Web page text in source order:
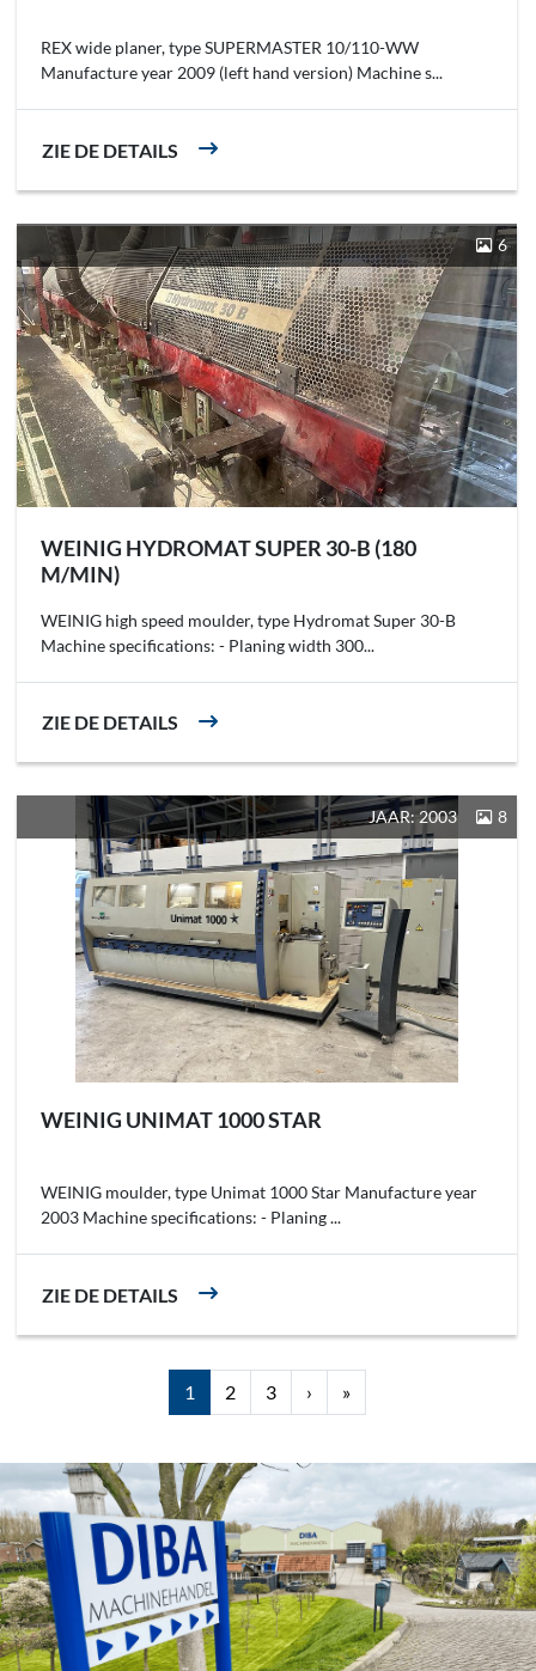
REX wide planer, type SUPERMASTER 10/110-WW
Manufacture year 2009 (left hand version) Machine s...
ZIE DE DETAILS
6
WEINIG HYDROMAT SUPER 30-B (180
M/MIN)
WEINIG high speed moulder, type Hydromat Super 30-B
Machine specifications: - Planing width 300...
ZIE DE DETAILS
JAAR: 2003 8
WEINIG UNIMAT 1000 STAR
WEINIG moulder, type Unimat 1000 Star Manufacture year
2003 Machine specifications: - Planing ...
ZIE DE DETAILS
1 2 3 › »